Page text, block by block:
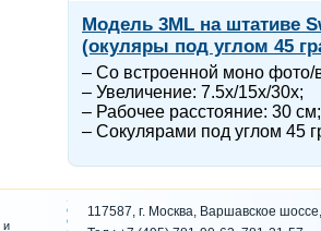
Модель 3ML на штативе
(окуляры под углом 45
– Со встроенной моно фото/
– Увеличение: 7.5x/15x/30x;
– Рабочее расстояние: 30 см;
– Сокулярами под углом 45
и
117587, г. Москва, Варшавское